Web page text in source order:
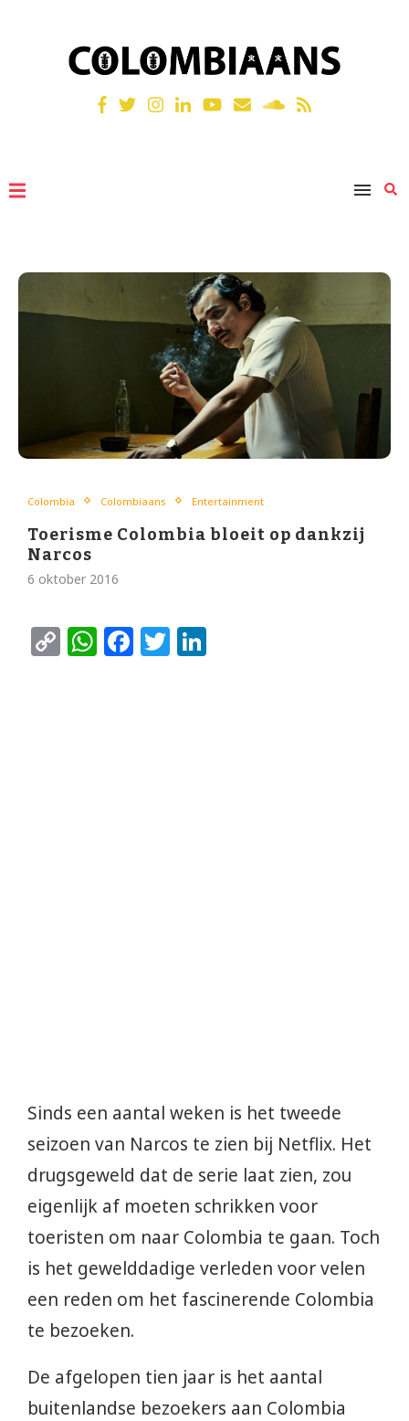
Colombia Colombiaans Entertainment
Toerisme Colombia bloeit op dankzij
Narcos
6 oktober 2016
CopyWhatsApp
Facebook
Twitter
Sinds een aantal weken is het tweede
seizoen van Narcos te zien bij Netflix. Het
drugsgeweld dat de serie laat zien, zou
eigenlijk af moeten schrikken voor
toeristen om naar Colombia te gaan. Toch
is het gewelddadige verleden voor velen
een reden om het fascinerende Colombia
te bezoeken.
De afgelopen tien jaar is het aantal
buitenlandse bezoekers aan Colombia